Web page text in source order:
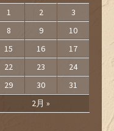
2月 »
1 2
3
8 9
10
15 16
17
22 23
24
29 30 31